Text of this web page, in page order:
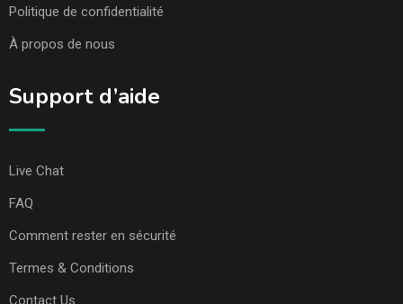
Politique de confidentialité
À propos de nous
Support d’aide
Live Chat
FAQ
Comment rester en sécurité
Termes & Conditions
Contact Us